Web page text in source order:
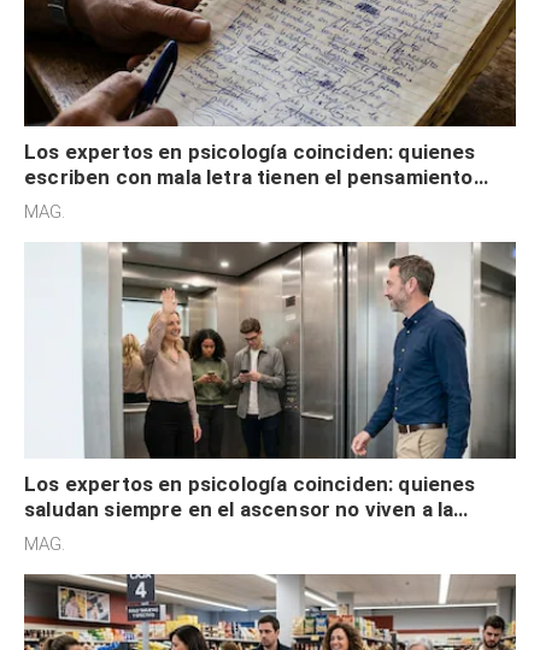
Los expertos en psicología coinciden: quienes
escriben con mala letra tienen el pensamiento
acelerado y no lo hacen por desinterés
MAG.
Los expertos en psicología coinciden: quienes
saludan siempre en el ascensor no viven a la
defensiva y tienen apertura social
MAG.